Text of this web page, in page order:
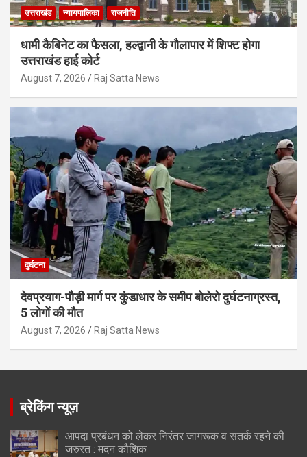
उत्तराखंड न्यायपालिका राजनीति
धामी कैबिनेट का फैसला, हल्द्वानी के गौलापार में शिफ्ट होगा
उत्तराखंड हाई कोर्ट
August 7, 2026 Raj Satta News
दुर्घटना
देवप्रयाग-पौड़ी मार्ग पर कुंडाधार के समीप बोलेरो दुर्घटनाग्रस्त,
5 लोगों की मौत
August 7, 2026 Raj Satta News
ब्रेकिंग न्यूज़
आपदा प्रबंधन को लेकर निरंतर जागरूक व सतर्क रहने की
जरुरत : मदन कौशिक